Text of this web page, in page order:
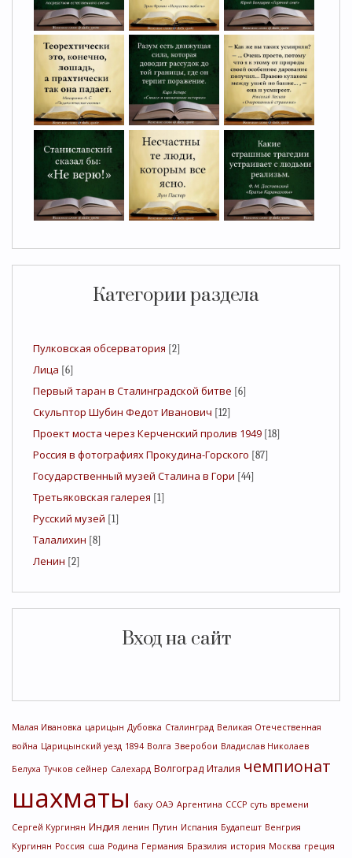
Категории раздела
Пулковская обсерватория [2]
Лица [6]
Первый таран в Сталинградской битве [6]
Скульптор Шубин Федот Иванович [12]
Проект моста через Керченский пролив 1949 [18]
Россия в фотографиях Прокудина-Горского [87]
Государственный музей Сталина в Гори [44]
Третьяковская галерея [1]
Русский музей [1]
Талалихин [8]
Ленин [2]
Вход на сайт
Малая Ивановка царицын Дубовка Сталинград Великая Отечественная
война Царицынский уезд 1894 Волга Зверобои Владислав Николаев
Белуха Тучков сейнер Салехард Волгоград Италия чемпионат
шахматы баку ОАЭ Аргентина СССР суть времени
Сергей Кургинян Индия ленин Путин Испания Будапешт Венгрия
Кургинян Россия сша Родина Германия Бразилия история Москва греция